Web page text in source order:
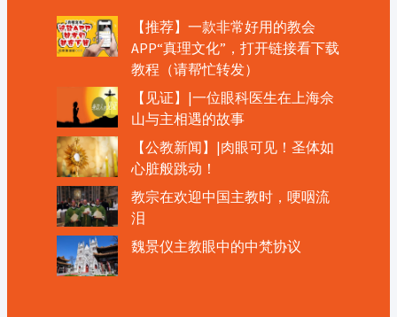
【推荐】一款非常好用的教会
APP“真理文化”，打开链接看下载
教程（请帮忙转发）
【见证】|一位眼科医生在上海佘
山与主相遇的故事
【公教新闻】|肉眼可见！圣体如
心脏般跳动！
教宗在欢迎中国主教时，哽咽流
泪
魏景仪主教眼中的中梵协议